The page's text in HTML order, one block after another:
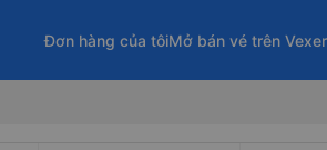
Đơn hàng của tôiMở bán vé trên